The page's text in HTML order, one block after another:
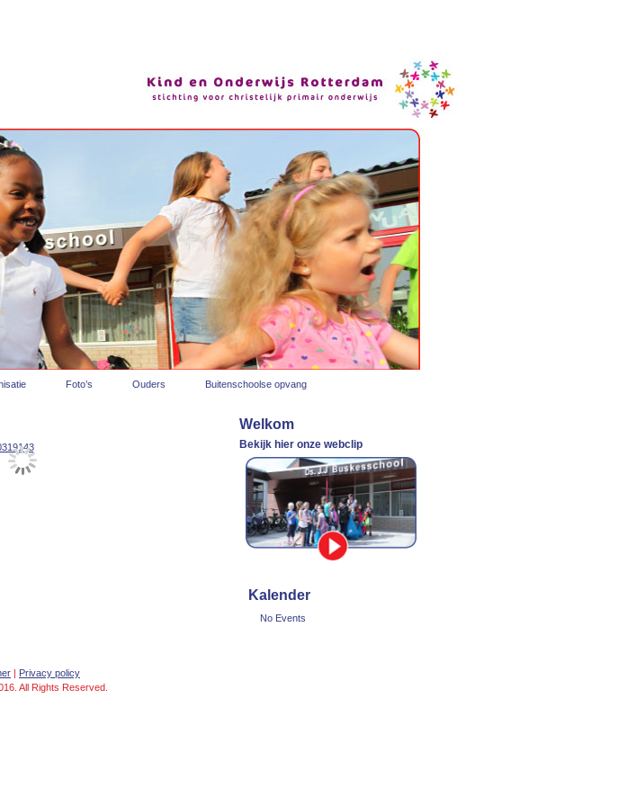
Foto’s Ouders Buitenschoolse opvang
Welkom
Bekijk hier onze webclip
Kalender
No Events
| Privacy policy
All Rights Reserved.